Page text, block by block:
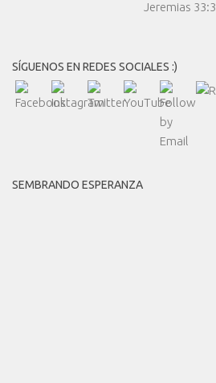
Jeremias 33:3
SÍGUENOS EN REDES SOCIALES :)
SEMBRANDO ESPERANZA